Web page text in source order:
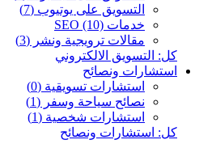
التسويق على يوتيوب (7)
خدمات SEO (10)
مقالات ترويجية ونشر (3)
كل: التسويق الالكتروني
استشارات ونصائح
استشارات تسويقية (0)
نصائح سياحة وسفر (1)
استشارات شخصية (1)
كل: استشارات ونصائح